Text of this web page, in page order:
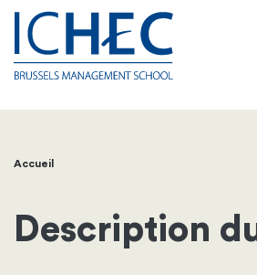
Fil
d'Ariane
Accueil
Description